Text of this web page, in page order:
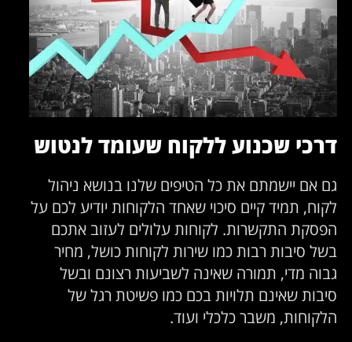
דרכי שכנוע ללקוח שעומד לנטוש
גם אם יישמתם את כל הטיפים שלנו בנושא ניהול
לקוח, תמיד קיים סיכוי שאחד הלקוחות יודיע לכם על
הפסקת התקשרות. לקוחות עלולים לעזוב אתכם
בשל סיבות רבות כמו שירות לקוחות כושל, מחיר
גבוה מדי, תמורה שאינה לשביעות רצונם ובשל
סיבות שאינם תלויות בכם כמו פשיטת רגל של
הלקוחות, משבר כלכלי ועוד.